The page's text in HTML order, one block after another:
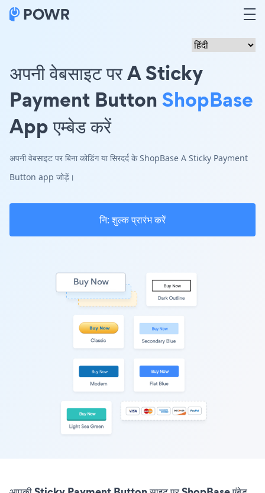
अपनी वेबसाइट पर A Sticky
Payment ButtonShopBase
App एम्बेड करें
अपनी वेबसाइट पर बिना कोडिंग या सिरदर्द के ShopBase A Sticky Payment
Button app जोड़ें।
नि: शुल्क प्रारंभ करें